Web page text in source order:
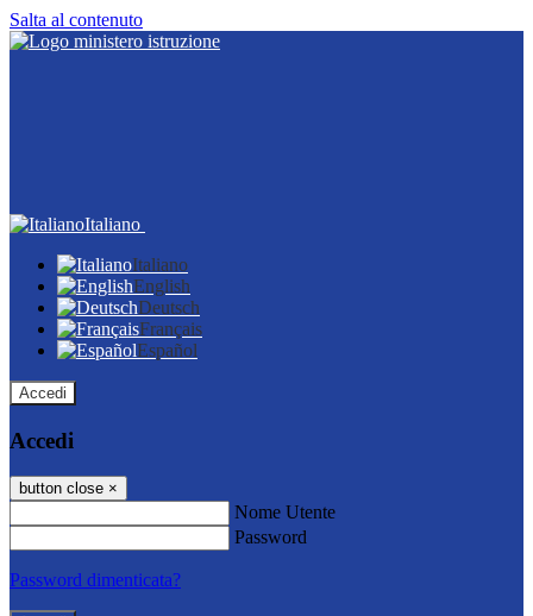
Salta al contenuto
Italiano
Italiano
English
Deutsch
Français
Español
Accedi
Accedi
button close ×
Nome Utente
Password
Password dimenticata?